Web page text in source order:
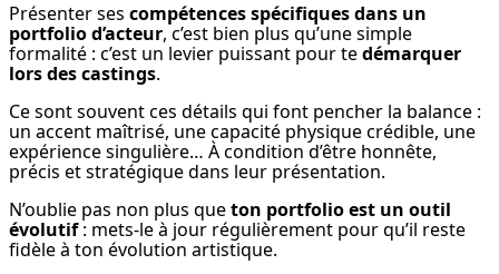
Présenter ses compétences spécifiques dans un
portfolio d’acteur, c’est bien plus qu’une simple
formalité : c’est un levier puissant pour te démarquer
lors des castings.
Ce sont souvent ces détails qui font pencher la balance :
un accent maîtrisé, une capacité physique crédible, une
expérience singulière… À condition d’être honnête,
précis et stratégique dans leur présentation.
N’oublie pas non plus que ton portfolio est un outil
évolutif : mets-le à jour régulièrement pour qu’il reste
fidèle à ton évolution artistique.